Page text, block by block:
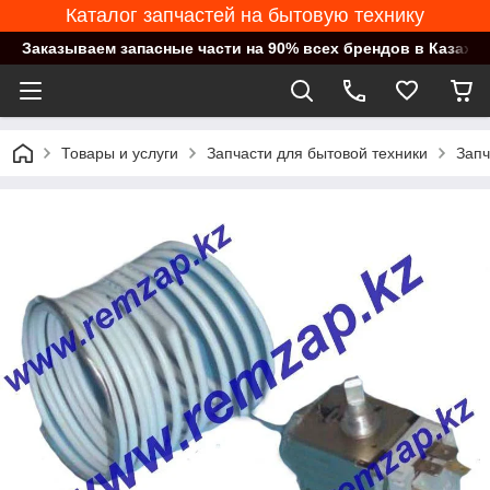
Каталог запчастей на бытовую технику
Заказываем запасные части на 90% всех брендов в
Товары и услуги Запчасти для бытовой техники